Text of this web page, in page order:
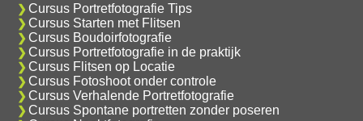
Cursus Portretfotografie Tips
Cursus Starten met Flitsen
Cursus Boudoirfotografie
Cursus Portretfotografie in de praktijk
Cursus Flitsen op Locatie
Cursus Fotoshoot onder controle
Cursus Verhalende Portretfotografie
Cursus Spontane portretten zonder poseren